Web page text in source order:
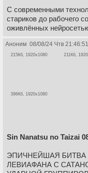
С современными
стариков до рабочего
оживлённых
Аноним 08/08/24 Чтв 21:46:51
215Кб, 1920x1080 211Кб,
396Кб, 1920x1080
Sin Nanatsu no Taizai
ЭПИЧНЕЙШАЯ
ЛЕВИАФАНА С